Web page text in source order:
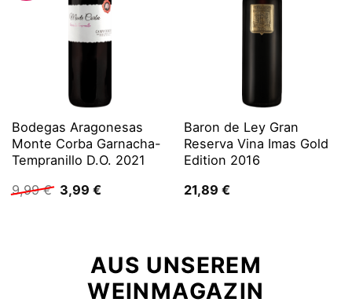
Bodegas Aragonesas
Monte Corba Garnacha-
Tempranillo D.O. 2021
9,99€ Ursprünglicher
Preis
3,99 €Aktueller
Baron de Ley Gran
Reserva Vina Imas Gold
Edition 2016
21,89 €
AUS UNSEREM
WEINMAGAZIN